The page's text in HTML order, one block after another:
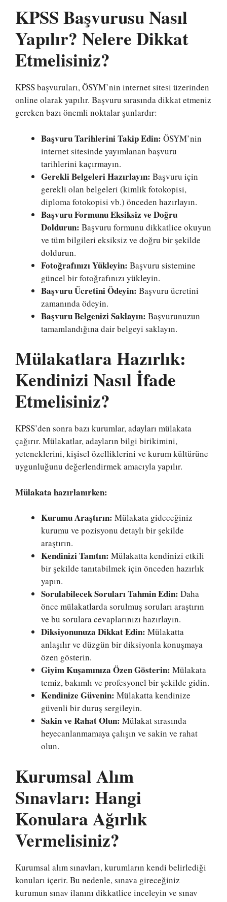
KPSS Başvurusu Nasıl
Yapılır? Nelere Dikkat
Etmelisiniz?
KPSS başvuruları, ÖSYM’nin internet sitesi üzerinden
online olarak yapılır. Başvuru sırasında dikkat etmeniz
gereken bazı önemli noktalar şunlardır:
Başvuru Tarihlerini Takip Edin: ÖSYM’nin
internet sitesinde yayımlanan başvuru
tarihlerini kaçırmayın.
Gerekli Belgeleri Hazırlayın: Başvuru için
gerekli olan belgeleri (kimlik fotokopisi,
diploma fotokopisi vb.) önceden hazırlayın.
Başvuru Formunu Eksiksiz ve Doğru
Doldurun: Başvuru formunu dikkatlice okuyun
ve tüm bilgileri eksiksiz ve doğru bir şekilde
doldurun.
Fotoğrafınızı Yükleyin: Başvuru sistemine
güncel bir fotoğrafınızı yükleyin.
Başvuru Ücretini Ödeyin: Başvuru ücretini
zamanında ödeyin.
Başvuru Belgenizi Saklayın: Başvurunuzun
tamamlandığına dair belgeyi saklayın.
Mülakatlara Hazırlık:
Kendinizi Nasıl İfade
Etmelisiniz?
KPSS’den sonra bazı kurumlar, adayları mülakata
çağırır. Mülakatlar, adayların bilgi birikimini,
yeteneklerini, kişisel özelliklerini ve kurum kültürüne
uygunluğunu değerlendirmek amacıyla yapılır.
Mülakata hazırlanırken:
Kurumu Araştırın: Mülakata gideceğiniz
kurumu ve pozisyonu detaylı bir şekilde
araştırın.
Kendinizi Tanıtın: Mülakatta kendinizi etkili
bir şekilde tanıtabilmek için önceden hazırlık
yapın.
Sorulabilecek Soruları Tahmin Edin: Daha
önce mülakatlarda sorulmuş soruları araştırın
ve bu sorulara cevaplarınızı hazırlayın.
Diksiyonunuza Dikkat Edin: Mülakatta
anlaşılır ve düzgün bir diksiyonla konuşmaya
özen gösterin.
Giyim Kuşamınıza Özen Gösterin: Mülakata
temiz, bakımlı ve profesyonel bir şekilde gidin.
Kendinize Güvenin: Mülakatta kendinize
güvenli bir duruş sergileyin.
Sakin ve Rahat Olun: Mülakat sırasında
heyecanlanmamaya çalışın ve sakin ve rahat
olun.
Kurumsal Alım
Sınavları: Hangi
Konulara Ağırlık
Vermelisiniz?
Kurumsal alım sınavları, kurumların kendi belirlediği
konuları içerir. Bu nedenle, sınava gireceğiniz
kurumun sınav ilanını dikkatlice inceleyin ve sınav